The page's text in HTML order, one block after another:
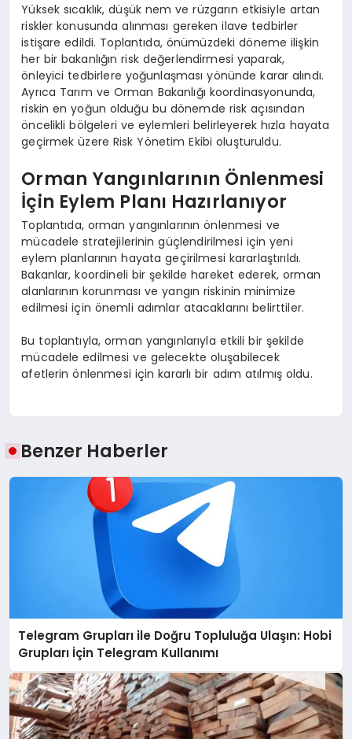
Yüksek sıcaklık, düşük nem ve rüzgarın etkisiyle artan
riskler konusunda alınması gereken ilave tedbirler
istişare edildi. Toplantıda, önümüzdeki döneme ilişkin
her bir bakanlığın risk değerlendirmesi yaparak,
önleyici tedbirlere yoğunlaşması yönünde karar alındı.
Ayrıca Tarım ve Orman Bakanlığı koordinasyonunda,
riskin en yoğun olduğu bu dönemde risk açısından
öncelikli bölgeleri ve eylemleri belirleyerek hızla hayata
geçirmek üzere Risk Yönetim Ekibi oluşturuldu.
Orman Yangınlarının Önlenmesi
İçin Eylem Planı Hazırlanıyor
Toplantıda, orman yangınlarının önlenmesi ve
mücadele stratejilerinin güçlendirilmesi için yeni
eylem planlarının hayata geçirilmesi kararlaştırıldı.
Bakanlar, koordineli bir şekilde hareket ederek, orman
alanlarının korunması ve yangın riskinin minimize
edilmesi için önemli adımlar atacaklarını belirttiler.
Bu toplantıyla, orman yangınlarıyla etkili bir şekilde
mücadele edilmesi ve gelecekte oluşabilecek
afetlerin önlenmesi için kararlı bir adım atılmış oldu.
Benzer Haberler
Telegram Grupları ile Doğru Topluluğa Ulaşın: Hobi
Grupları İçin Telegram Kullanımı